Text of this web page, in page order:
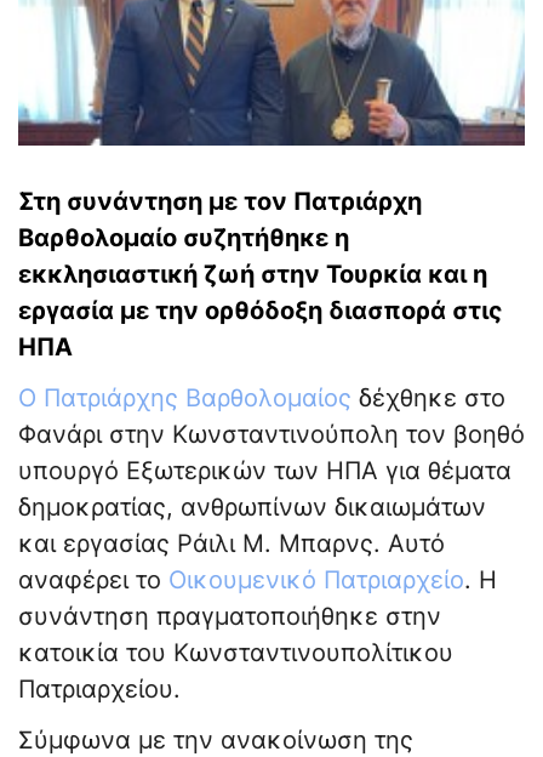
Στη συνάντηση με τον Πατριάρχη
Βαρθολομαίο συζητήθηκε η
εκκλησιαστική ζωή στην Τουρκία και η
εργασία με την ορθόδοξη διασπορά στις
ΗΠΑ
Ο Πατριάρχης Βαρθολομαίος δέχθηκε στο
Φανάρι στην Κωνσταντινούπολη τον βοηθό
υπουργό Εξωτερικών των ΗΠΑ για θέματα
δημοκρατίας, ανθρωπίνων δικαιωμάτων
και εργασίας Ράιλι Μ. Μπαρνς. Αυτό
αναφέρει το Οικουμενικό Πατριαρχείο. Η
συνάντηση πραγματοποιήθηκε στην
κατοικία του Κωνσταντινουπολίτικου
Πατριαρχείου.
Σύμφωνα με την ανακοίνωση της